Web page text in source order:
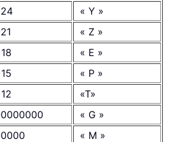
« Y »
« Z »
« E »
« P »
«T»
« G »
« M »